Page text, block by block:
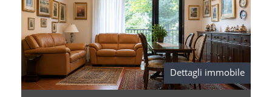
Dettagli immobile